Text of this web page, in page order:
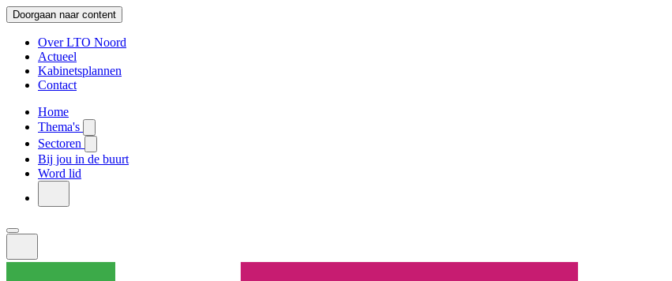
Doorgaan naar content
Over LTO Noord
Actueel
Kabinetsplannen
Contact
Home
Thema's
Sectoren
Bij jou in de buurt
Word lid